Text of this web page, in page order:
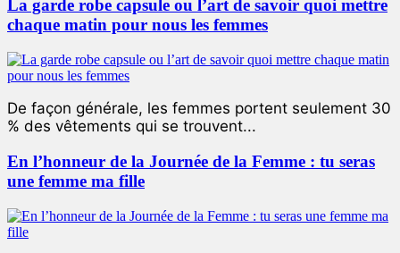
La garde robe capsule ou l’art de savoir quoi mettre
chaque matin pour nous les femmes
De façon générale, les femmes portent seulement 30
% des vêtements qui se trouvent...
En l’honneur de la Journée de la Femme : tu seras
une femme ma fille